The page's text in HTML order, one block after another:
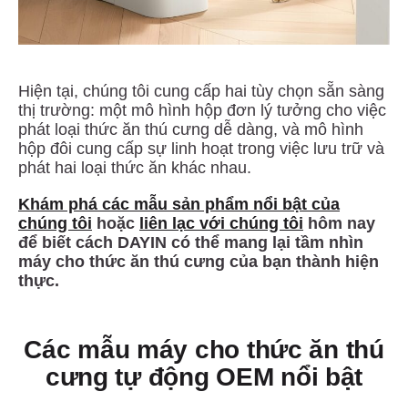
Hiện tại, chúng tôi cung cấp hai tùy chọn sẵn sàng
thị trường: một mô hình hộp đơn lý tưởng cho việc
phát loại thức ăn thú cưng dễ dàng, và mô hình
hộp đôi cung cấp sự linh hoạt trong việc lưu trữ và
phát hai loại thức ăn khác nhau.
Khám phá các mẫu sản phẩm nổi bật của
chúng tôi hoặc liên lạc với chúng tôi hôm nay
để biết cách DAYIN có thể mang lại tầm nhìn
máy cho thức ăn thú cưng của bạn thành hiện
thực.
Các mẫu máy cho thức ăn thú
cưng tự động OEM nổi bật